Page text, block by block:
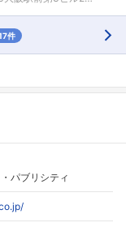
件
パブリシティ